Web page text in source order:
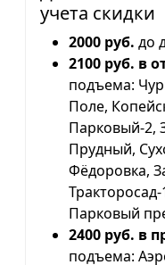
учета скидки
2000 руб. до
2100 руб. в
подъема:
Поле,
Парковый-2,
Прудный,
Фёдоровка,
Парковый
2400 руб. в
подъема: